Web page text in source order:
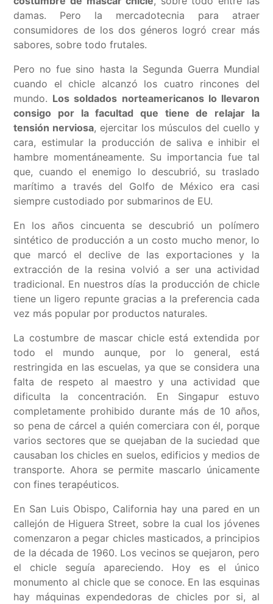
damas. Pero la mercadotecnia para atraer
consumidores de los dos géneros logró crear más
sabores, sobre todo frutales.
Pero no fue sino hasta la Segunda Guerra Mundial
cuando el chicle alcanzó los cuatro rincones del
mundo. Los soldados norteamericanos lo llevaron
consigo por la facultad que tiene de relajar la
tensión nerviosa, ejercitar los músculos del cuello y
cara, estimular la producción de saliva e inhibir el
hambre momentáneamente. Su importancia fue tal
que, cuando el enemigo lo descubrió, su traslado
marítimo a través del Golfo de México era casi
siempre custodiado por submarinos de EU.
En los años cincuenta se descubrió un polímero
sintético de producción a un costo mucho menor, lo
que marcó el declive de las exportaciones y la
extracción de la resina volvió a ser una actividad
tradicional. En nuestros días la producción de chicle
tiene un ligero repunte gracias a la preferencia cada
vez más popular por productos naturales.
La costumbre de mascar chicle está extendida por
todo el mundo aunque, por lo general, está
restringida en las escuelas, ya que se considera una
falta de respeto al maestro y una actividad que
dificulta la concentración. En Singapur estuvo
completamente prohibido durante más de 10 años,
so pena de cárcel a quién comerciara con él, porque
varios sectores que se quejaban de la suciedad que
causaban los chicles en suelos, edificios y medios de
transporte. Ahora se permite mascarlo únicamente
con fines terapéuticos.
En San Luis Obispo, California hay una pared en un
callejón de Higuera Street, sobre la cual los jóvenes
comenzaron a pegar chicles masticados, a principios
de la década de 1960. Los vecinos se quejaron, pero
el chicle seguía apareciendo. Hoy es el único
monumento al chicle que se conoce. En las esquinas
hay máquinas expendedoras de chicles por si, al